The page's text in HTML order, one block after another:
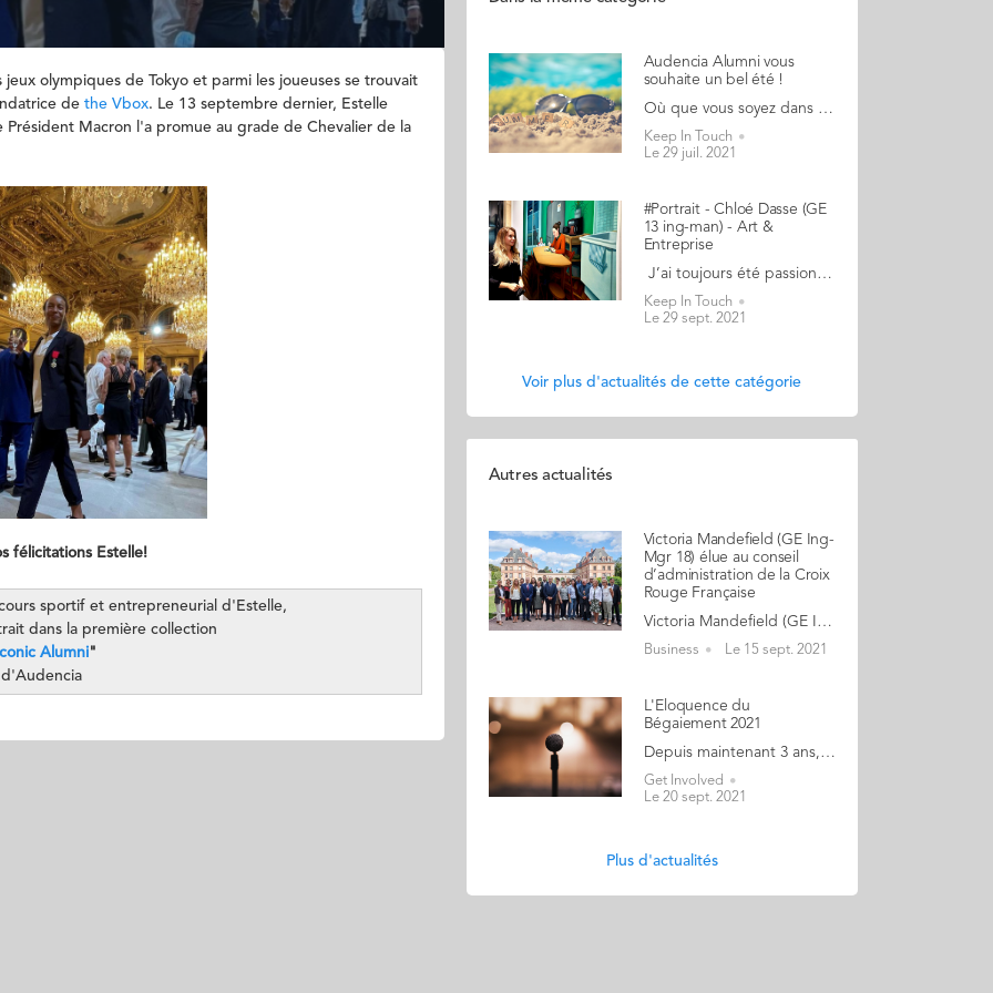
olympiques de Tokyo et parmi les joueuses se trouvait
de the Vbox. Le 13 septembre dernier, Estelle
Macron l'a promue au grade de Chevalier de la
félicitations Estelle!
sportif et entrepreneurial d'Estelle,
dans la première collection
Alumni"
d'Audencia
Audencia Alumni vous
souhaite un bel été !
Où que vous soyez dans le monde (hémisphère nord ou hémisphère sud), c’est le moment pour Audencia Alumni de faire une petite pause estivale. On vous souhaite un excellent été et on se retrouve en semptembre, à la rentrée ! Bonnes vacances à tous ! L'équipe Alumni PS : Restons en contact ! Si besoin, écrivez-nous à audenciaalumni@audencia.com
Keep In Touch
Le 29 juil. 2021
#Portrait - Chloé Dasse (GE
13 ing-man) - Art &
Entreprise
J’ai toujours été passionnée par la culture, l’histoire et l’art Un océan... c’est ainsi que Chloé Dasse (GE 13) définit l’art. Infini, surprenant, insaisissable… tout comme son parcours si riche d'audace, de nouvelles expériences. Ingénieure-manager, Chloé sort régulièrement des cases, que ce soit par le voyage, les milieux qu’elle fréquente, ses activités, pour ensuite intégrer ces nouveautés, ces points de vue différents, pour une vision sans cesse renouvelée. Structurée et organisée comme une ingénieure, décalée comme une commerciale ! En 2020, elle fonde, avec son amie Ayoko, MUSY, une société qui accompagne, conseille les entreprises et les particuliers dans l’acquisition d’œuvres d’art, originales ou personnalisées : investissements, défiscalisation, décoration, recherche d’œuvres particulières ou encore évènementiel. Tout comme l’océan est influencé par les vents et marées, les projets de Chloé sont animés par sa passion et les rencontres. 1) Comment passe-t-on d’un double diplôme d’informatique & génie civil à la création d’une société d’art ? J’ai toujours été passionnée par la culture, l’histoire et l’art. Pendant des années, j’ai écumé les musées d’Europe et me suis entourée d’artistes ou passionnés de culture. Quelques années après l’obtention du double diplôme ingénieure-manager, j’ai créé ma société d’architecture d’intérieur. Je travaillais à la décoration des bâtiments ou à la rénovation de monuments historiques, entre la France et l’Espagne. Nos activités regroupaient le travail des moulures, la peinture de décorations ou de trompe-l’œil. Les artisans avec lequels nous travaillions étaient pour la plupart artistes également. Bien sûr, il y avait d’autres enjeux que l’aspect artistique : les cahiers des charges étaient très complets concernant les techniques à utiliser, la pigmentation, la colorimétrie… Peu à peu, je me suis concentrée sur la dimension artistique. J’ai commencé par mettre de côté la partie gestion de chantier en fermant cette société. A l’occasion d’un weekend, je pars à Oslo visiter le musée Munch pour voir le fameux Cri. Aussi excitée que par la découverte de la Joconde, je me trouve face au tableau, et là… Je m’attendais à ressentir un tout autre sentiment. Je m'attendais à un tableau plus grand, plus impressionnant, plus saisissant. Je m’intéresse quand même à ce que le musée peut m’apprendre sur le tableau en scannant le QR code. J'atterris sur la page explicative de l’œuvre, extrêmement bien construite, et découvre tout du peintre, de son univers, du contexte personnel de la création de l’œuvre, du contexte historique, du tournant de l’histoire de l’art dans lequel elle s’insère… J’avais l’impression de dialoguer avec le peintre, et d’écouter son histoire qu’il me racontait lui-même. Grâce à cette grille de lecture, mon expérience s'est transformée. Après ce weekend, je retourne en Espagne et échange avec une amie Ayoko, aujourd’hui mon associée : la dimension humaine que m’a apportée le musée a totalement changé mon expérience, et combien elle me semble importante dans notre rapport à l’art. Elle s’est retrouvée face aux mêmes problématiques de relations humaines dans le domaine de l’art. Le concept de l’entreprise était né. Nous souhaitions remettre au centre des échanges l'Homme et accompagner de futurs acquéreurs ou collectionneurs dans leur démarche. 2) Que vous a apporté le double diplôme Audencia-Mines de Douai ? J’ai vu dans ce double diplôme deux lectures totalement différentes du monde, et pourtant tellement complémentaires. Mes études d’ingénieur m’ont appris à étudier une situation d'un point de vue technique, à y répondre sous forme de cahier des charges et de gestion de projet. Les solutions sont structurées et rationnelles. Lorsque j’ai intégré Audencia, j’ai découvert tout ce qui entourait un projet technique. Un nouveau monde, très peu abordé jusqu’à présent en école d’ingénieur : le monde de la finance, du marketing, de la vente. J’y ai appris à déstructurer ma pensée, à la considérer à bien plus grande échelle, à y intégrer de nouveaux paramètres. De façon générale, cette formation conjointe a mis à ma disposition une boîte à outils pour une compréhension globale. J’en ai retiré cette capacité à apprendre, en permanence, à trouver des ressources, à vérifier mes sources, à en trouver de nouvelles, à chercher sans cesse à renouveler mon analyse, une appétence à comprendre, une flexibilité. Elles m’ont transmis le goût de la curiosité et de l’audace. Tout a une solution, il suffit de la trouver. 3) Qu’est-ce qui vous passionne le plus dans votre métier ? L’humain ?. Nous sommes une société de conseil. Nous apportons donc une réponse sur-mesure à chaque personne. Nous recevons et gérons des demandes très différentes, et comme l’art fait appel à l’émotion, ces demandes nécessitent souvent d’être décryptées. Il nous arrive par exemple très fréquemment d’être contactées par des sociétés sur des thématiques fiscales ou par des particuliers pour de l’investissement. Mais systématiquement, à un moment donné, le cœur reprend sa place et le financier se complète de l’émotion. Je trouve cette double lecture passionnante. La rationalité versus le plaisir. La raison versus l’identité personnelle. L’humain est l’élément central de notre travail : avec nos clients, les artistes avec qui nous collaborons, nos partenaires, nos prescripteurs… L’essence même de MUSY réside dans la possibilité de matérialiser le croisement des univers d’artistes avec les envies de chacun. C’est passionnant ! Le processus artistique devient une expérience, une démarche qui nous fait vibrer. 4) Si vous étiez un tableau, quel serait-il ? Quelle question complexe quand on est passionnée d'art ! Cela impliquerait de choisir entre l’art classique et l’art moderne ou contemporain, de rentrer dans une case et d’être une seule œuvre… J’ai souvent eu du mal à choisir, et donc à renoncer. Depuis que j’ai intégré Audencia, j’ai été slasheuse. Deux vies, deux métiers, des études en parallèle, plus de richesses ! Si je poussais un peu cette question, je dirais que la notion de choix est primordiale. C’est le fondamental de la liberté à mes yeux. Après réflexion, je ne serais pas un tableau, mais plutôt une performance, ou une structure d’art éphémère. Je préférerais être une œuvre en constante évolution, en transformation permanente, au gré de mon créateur ou de mon environnement, réinterprétable à l’infini, renouvelant sans cesse son existence. 5) Quel est votre meilleur souvenir à l'Ecole ? J’ai deux souvenirs qui m’ont particulièrement marquée : 1) Celui de l'entretien d’admission à l’Ecole. Plus qu’un entretien, c’était un moment de dialogue et d’échange avec l’interviewer. J'ai trouvé agréable d’être considérée comme une professionnelle en puissance et non pas pour une simple élève. C'est là que j’ai pressenti que j’allais apprendre beaucoup en intégrant Audencia, que j’allais devoir aller plus loin dans l’articulation de ma pensée, mes opinions et mon processus de décision. Dès le départ, l’Ecole s’est positionnée comme la dernière ligne droite avant le monde professionnel, bien plus que comme une formation académique. 2) Celui de mon acceptation à Berkeley. C’était avant tout un objectif personnel tant Berkeley me semblait la destination la plus prestigieuse des summers schools proposées à l’époque. C’est donc là-bas que je devais aller, point. Entre les notes générales et le niveau d’anglais, j’ai fait en sorte que mon dossier soit à la hauteur pour partir. C’était ma victoire personnelle que de pouvoir y aller. En effet, je savais que je serais entrepreneuse. Je travaillais d’ailleurs, à l’époque, à aider un membre de ma famille dans le développement de sa société. J’ai même dû faire un aller-retour San Francisco – Madrid sur 4 jours car nous avions gagné une compétition organisée par Siemens. San Francisco représentait l’El Dorado des entrepreneurs. Je souhaitais découvrir cet environnement, la mentalité associée et m’en nourrir. C’est en effet un positionnement très différent de l’Europe. J’y ai beaucoup appris, notamment une façon d’appréhender les challenges que je gère au quotidien.
Keep In Touch
Le 29 sept. 2021
Voir plus d'actualités de cette catégorie
Autres actualités
Victoria Mandefield (GE Ing-
Mgr 18) élue au conseil
d’administration de la Croix
Rouge Française
Victoria Mandefield (GE Ingénieur-Manager 2018) n'en croyait pas ses oreilles lors de l'annonce qu'elle venait d'être élue au conseil d’administration de la Croix Rouge Française. "Quel honneur de pouvoir contribuer à cette grande et belle maison !" Victoria a fondé Solinum, start-up social, qui agit depuis 2016 dans la lutte contre la pauvreté en développant: Soliguide.fr, la plateforme en ligne qui référence les lieux et services utiles et accessibles aux personnes en difficulté. Merci pour l'invit', un réseau d’hébergement citoyen pour femmes sans-abri part du principe que la condition N°1 vers la réinsertion est la tranquillité d’un hébergement stable. Solilab, dont la mission est d'apporter une connaissance quantitative et qualitative sur les sujets clés de la précarité. Son élection au conseil d'administration de la Croix Rouge Française, vient s'ajouter à un palmarès déjà impressionnant: Les trente espoirs 2020 de moins de 30 ans de Vanity Fair Top 100 women in social enterprise du réseau Euclid Les lauréats des Trophées des Ingénieurs du Futur 2020 d'Usine Nouvelle Top 50 de l'entrepreneuriat à impact de Carenews "En rentrant par le biais de l'accélérateur 21 | Croix-Rouge Française, j'ai été accueillie en 2019 aux côtés des entrepreneurs et intrapreneurs de ma promo. C'était déjà une aventure formidable, et les valeurs portée par la Croix-Rouge, sa capacité d'innovation malgré sa taille, sa volonté d'amélioration continue m'ont tout de suite parlé. Mais jamais je n'aurais cru que 2 ans plus tard, j'entrerais au CA ! Dans les 4 années à venir, j'espère pouvoir contribuer autant que possible à l'impact social de la Croix-Rouge aux côtés de l'ensemble du CA et de notre nouveau président Philippe de Costa."
Business Le 15 sept. 2021
L'Eloquence du
Bégaiement 2021
Depuis maintenant 3 ans, Mounah Bizri (GE 17) organise avec un groupe d'amis, un concours d'éloquence pour personnes qui bégaient. Ce concours a pour objectif de donner espoir aux personnes qui bégaient et à toutes les personnes différentes, en montrant que nos rêves ne sont jamais loin. Dès lors qu'on ose sortir de sa zone de confort et montrer sa vulnérabilité, tout semble possible. L'éloquence du bégaiement est une aventure unique au monde et il reste encore des places pour une dizaine de candidats. Le projet est ouvert à tous, une seule condition, être une personne qui bégaie. Date: du 2 octobre au 23 novembre Lieu: Paris L'idée est simple; en 4 à 7 semaines, oser l'un des plus grands défis des personnes qui bégaient (et de n'importe qui) : prendre la parole en public. "La vérité est que l'éloquence du bégaiement est bien plus que cela, c'est une épopée, où nous apprenons à nous dépasser et à nous accepter avec nos forces et nos différences." C'est également une aventure de groupe, où tout le monde s'entraide vers un but commun: bien vivre le bégaiement au quotidien et montrer que même si on bégaie, nous avons tous un énorme potentiel. "Alors si vous aussi, vous vouez vivre l'épopée d'une vie, inscrivez-vous, nous vous attendons de pied ferme avec notre super équipe pluri-disciplinaire (professionnels de l'éloquence, orthophonistes, personnes qui bégaient, psychologue, étudiants, anciens lauréats de concours d'éloquence)." Les inscriptions c'est par ici!
Get Involved
Le 20 sept. 2021
Plus d'actualités